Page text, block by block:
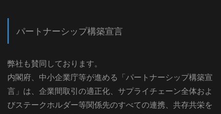
パートナーシップ構築宣言
弊社も賛同しております。
内閣府、中小企業庁等が進める「パートナーシップ構築宣
言」は、企業間取引の適正化、サプライチェーン全体およ
びステークホルダー等関係先のすべての連携、共存共栄を